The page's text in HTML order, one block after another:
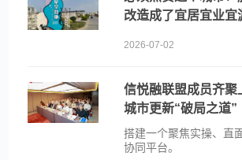
改造成了宜居宜业宜
2026-07-02
信悦融联盟成员齐聚
城市更新“破局之道”
搭建一个聚焦实操、直
协同平台。